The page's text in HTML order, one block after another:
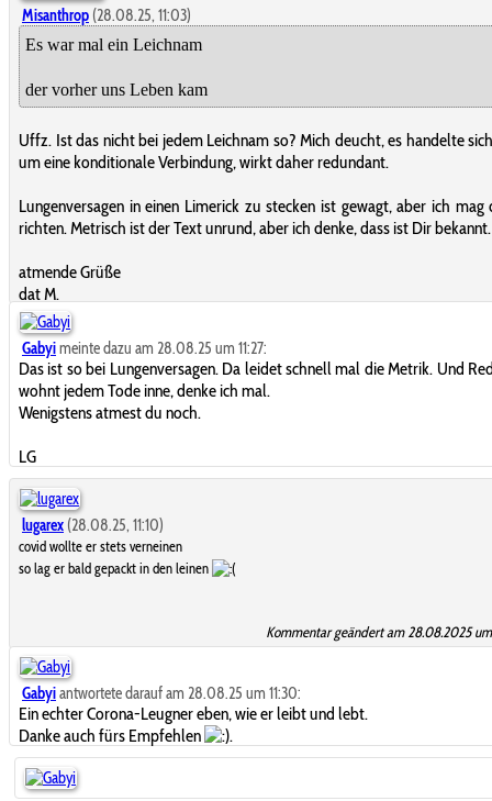
Misanthrop (28.08.25, 11:03)
Es war mal ein Leichnam
der vorher uns Leben kam
Uffz. Ist das nicht bei jedem Leichnam so? Mich deucht, es handelte
um eine konditionale Verbindung, wirkt daher redundant.
Lungenversagen in einen Limerick zu stecken ist gewagt, aber ich mag
richten. Metrisch ist der Text unrund, aber ich denke, dass ist Dir bekannt.
atmende Grüße
dat M.
Gabyimeinte dazu am 28.08.25 um 11:27:
Das ist so bei Lungenversagen. Da leidet schnell mal die Metrik. Und
wohnt jedem Tode inne, denke ich mal.
Wenigstens atmest du noch.
LG
lugarex (28.08.25, 11:10)
covid wollte er stets verneinen
so lag er bald gepackt in den leinen
Kommentar geändert am 28.08.2025 um
Gabyiantwortete darauf am 28.08.25 um 11:30:
Ein echter Corona-Leugner eben, wie er leibt und lebt.
Danke auch fürs Empfehlen
.